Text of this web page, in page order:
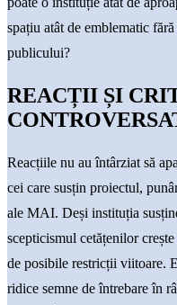
spațiu atât de emblematic
publicului?
REACȚII ȘI
Reacțiile nu au întârziat să
cei care susțin proiectul,
ale MAI. Deși instituția
scepticismul cetățenilor
de posibile restricții viitoare.
ridice semne de întrebare în